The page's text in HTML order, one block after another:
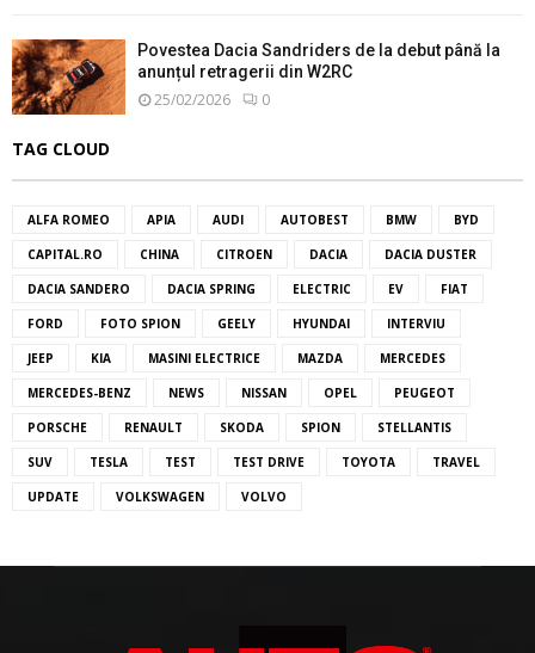
Povestea Dacia Sandriders de la debut până la
anunțul retragerii din W2RC
25/02/2026 0
TAG CLOUD
ALFA ROMEO APIA AUDI AUTOBEST BMW BYD
CAPITAL.RO CHINA CITROEN DACIA DACIA DUSTER
DACIA SANDERO DACIA SPRING ELECTRIC EV FIAT
FORD FOTO SPION GEELY HYUNDAI INTERVIU
JEEP KIA MASINI ELECTRICE MAZDA MERCEDES
MERCEDES-BENZ NEWS NISSAN OPEL PEUGEOT
PORSCHE RENAULT SKODA SPION STELLANTIS
SUV TESLA TEST TEST DRIVE TOYOTA TRAVEL
UPDATE VOLKSWAGEN VOLVO